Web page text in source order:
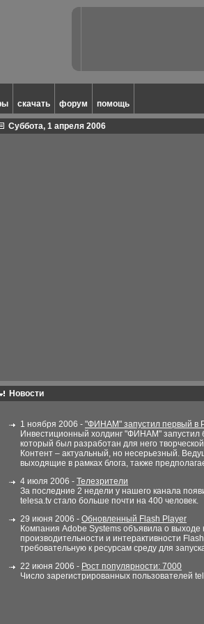
скачать форум помощь
Суббота, 1 апреля 2006
Новости
1 ноября 2006 - "ФИНАМ" запустил первый в
Инвестиционный холдинг "ФИНАМ" запустил
который был разработан для него
Контент – актуальный, но несерьезный.
выходящие в рамках блога, также
4 июля 2006 - Телезрители
За последние 2 недели у нашего канала
telesa.tv стало больше почти на 400 человек.
29 июня 2006 - Обновленный Flash Player
Компания Adobe Systems объявила о
производительности и интерактивности
требовательную к ресурсам среду для
22 июня 2006 - Рост популярности: 7000
Число зарегистрированных пользователей